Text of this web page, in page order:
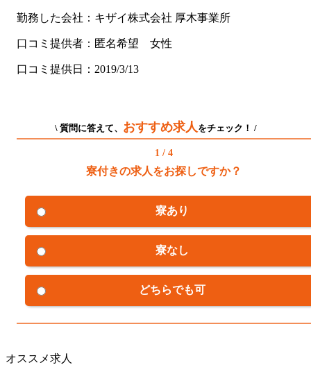
勤務した会社：キザイ株式会社 厚木事業所
口コミ提供者：匿名希望 女性
口コミ提供日：2019/3/13
\ 質問に答えて、 おすすめ求人 をチェック！ /
1 / 4
寮付きの求人をお探しですか？
寮あり
寮なし
どちらでも可
オススメ求人